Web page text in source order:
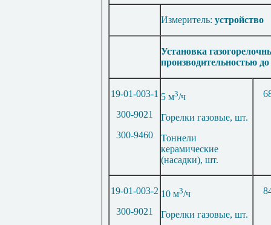
Измеритель: устройство
Установка
производительностью до
19-01-003-1
300-9021
300-9460
5 м3/ч
Горелки газовые, шт.
Тоннели
керамические
(насадки), шт.
19-01-003-2
300-9021
10 м3/ч
Горелки газовые, шт.